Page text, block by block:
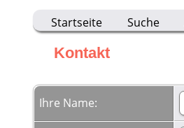
Startseite Suche
Kontakt
Ihre Name: